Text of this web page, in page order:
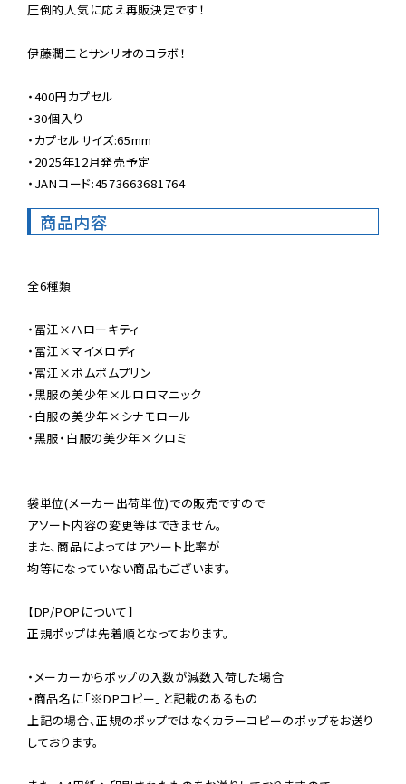
圧倒的人気に応え再販決定です！
伊藤潤二とサンリオのコラボ！
・400円カプセル
・30個入り
・カプセルサイズ:65mm
・2025年12月発売予定
・JANコード:4573663681764
商品内容
全6種類
・冨江×ハローキティ
・冨江×マイメロディ
・冨江×ポムポムプリン
・黒服の美少年×ルロロマニック
・白服の美少年×シナモロール
・黒服・白服の美少年×クロミ
袋単位(メーカー出荷単位)での販売ですので
アソート内容の変更等はできません。
また、商品によってはアソート比率が
均等になっていない商品もございます。
【DP/POPについて】
正規ポップは先着順となっております。
・メーカーからポップの入数が減数入荷した場合
・商品名に「※DPコピー」と記載のあるもの
上記の場合、正規のポップではなくカラーコピーのポップをお送り
しております。